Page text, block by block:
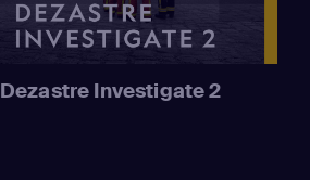
Dezastre Investigate 2